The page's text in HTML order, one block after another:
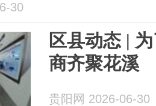
30
区县动态 |
商齐聚花溪
贵阳网 2026-06-30